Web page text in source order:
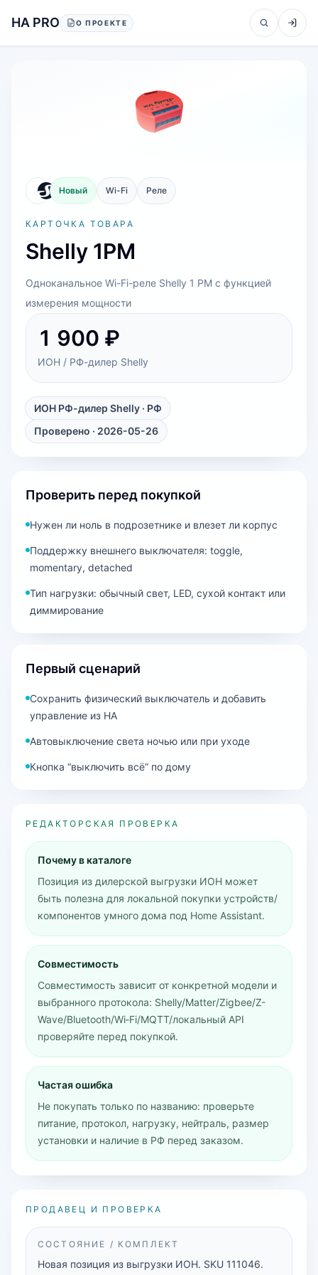
HA PRO О ПРОЕКТЕ
Новый Wi-Fi Реле
КАРТОЧКА ТОВАРА
Shelly 1PM
Одноканальное Wi-Fi-реле Shelly 1 PM с функцией
измерения мощности
1 900 ₽
ИОН / РФ-дилер Shelly
ИОН РФ-дилер Shelly · РФ
Проверено · 2026-05-26
Проверить перед покупкой
Нужен ли ноль в подрозетнике и влезет ли корпус
Поддержку внешнего выключателя: toggle,
momentary, detached
Тип нагрузки: обычный свет, LED, сухой контакт или
диммирование
Первый сценарий
Сохранить физический выключатель и добавить
управление из HA
Автовыключение света ночью или при уходе
Кнопка “выключить всё” по дому
РЕДАКТОРСКАЯ ПРОВЕРКА
Почему в каталоге
Позиция из дилерской выгрузки ИОН может
быть полезна для локальной покупки устройств/
компонентов умного дома под Home Assistant.
Совместимость
Совместимость зависит от конкретной модели и
выбранного протокола: Shelly/Matter/Zigbee/Z-
Wave/Bluetooth/Wi‑Fi/MQTT/локальный API
проверяйте перед покупкой.
Частая ошибка
Не покупать только по названию: проверьте
питание, протокол, нагрузку, нейтраль, размер
установки и наличие в РФ перед заказом.
ПРОДАВЕЦ И ПРОВЕРКА
СОСТОЯНИЕ / КОМПЛЕКТ
Новая позиция из выгрузки ИОН. SKU 111046.